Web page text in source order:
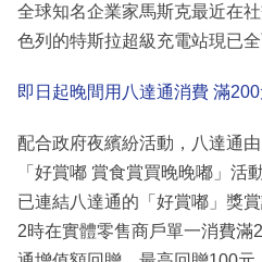
全球知名企業家馬斯克最近在
色列的特斯拉超級充電站現已全
即日起晚間用八達通消費 滿
配合政府夜繽紛活動，八達通
「好賞嘟 賞食賞買晚晚嘟」活
已連結八達通的「好賞嘟」獎
2時在實體零售商戶單一消費滿